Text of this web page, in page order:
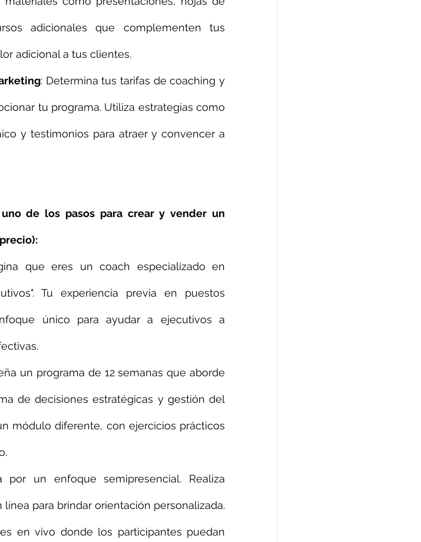
adicionales que complementen tus
adicional a tus clientes.
: Determina tus tarifas de coaching y
tu programa. Utiliza estrategias como
y testimonios para atraer y convencer a
de los pasos para crear y vender un
que eres un coach especializado en
Tu experiencia previa en puestos
único para ayudar a ejecutivos a
un programa de 12 semanas que aborde
de decisiones estratégicas y gestión del
módulo diferente, con ejercicios prácticos
por un enfoque semipresencial. Realiza
para brindar orientación personalizada.
en vivo donde los participantes puedan